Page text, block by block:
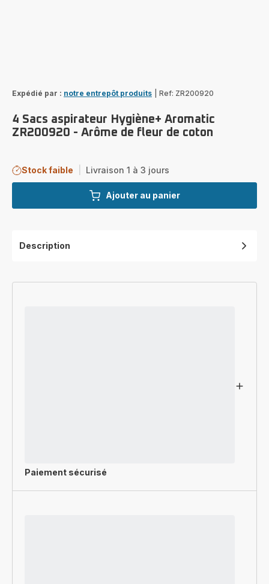
Expédié par : notre entrepôt produits Ref: ZR200920
4 Sacs aspirateur Hygiène+ Aromatic
ZR200920 - Arôme de fleur de coton
Stock faible Livraison 1 à 3 jours
Ajouter au panier
Description
Paiement sécurisé